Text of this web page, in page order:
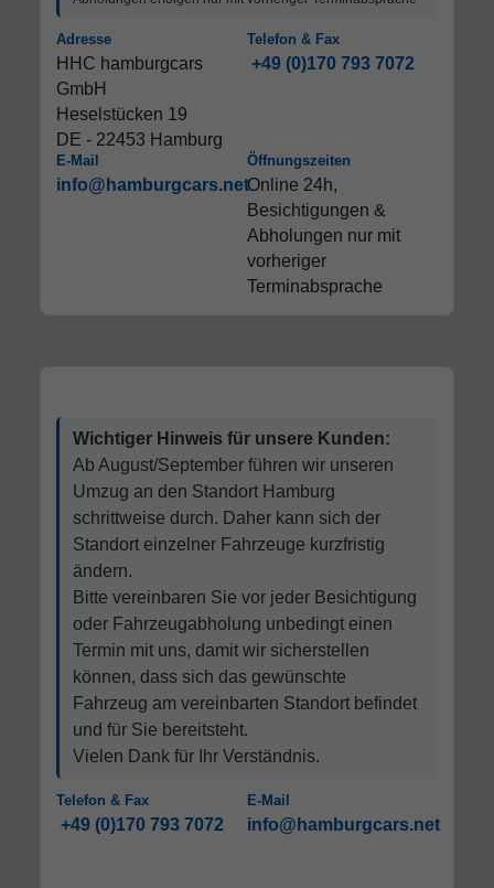
Adresse
HHC hamburgcars
GmbH
Heselstücken 19
DE - 22453 Hamburg
Telefon & Fax
+49 (0)170 793 7072
E-Mail
info@hamburgcars.net
Öffnungszeiten
Online 24h,
Besichtigungen &
Abholungen nur mit
vorheriger
Terminabsprache
Wichtiger Hinweis für unsere Kunden:
Ab August/September führen wir unseren
Umzug an den Standort Hamburg
schrittweise durch. Daher kann sich der
Standort einzelner Fahrzeuge kurzfristig
ändern.
Bitte vereinbaren Sie vor jeder Besichtigung
oder Fahrzeugabholung unbedingt einen
Termin mit uns, damit wir sicherstellen
können, dass sich das gewünschte
Fahrzeug am vereinbarten Standort befindet
und für Sie bereitsteht.
Vielen Dank für Ihr Verständnis.
Telefon & Fax
+49 (0)170 793 7072
E-Mail
info@hamburgcars.net